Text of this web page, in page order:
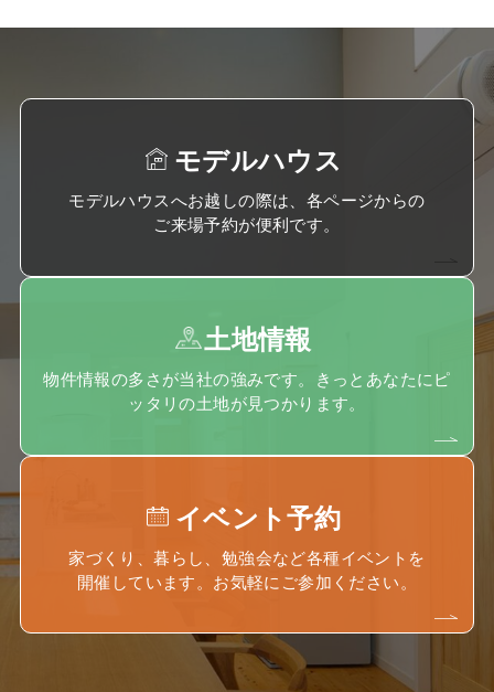
モデルハウス
モデルハウスへお越しの際は、各ページからの
ご来場予約が便利です。
土地情報
物件情報の多さが当社の強みです。きっとあなたにピ
ッタリの土地が見つかります。
イベント予約
家づくり、暮らし、勉強会など各種イベントを
開催しています。お気軽にご参加ください。